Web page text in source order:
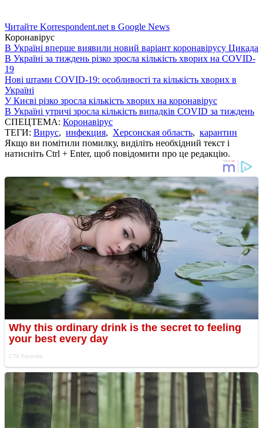
Читайте Korrespondent.net в Google News
Коронавірус
В Україні вперше виявили новий варіант коронавірусу Цикада
В Україні за тиждень різко зросла кількість хворих на COVID-
19
Нові штами COVID-19: особливості та кількість хворих в
Україні
У Києві різко зросла кількість хворих на коронавірус
В Україні утричі зросла кількість випадків COVID за тиждень
СПЕЦТЕМА: Коронавірус
ТЕГИ: Вирус, инфекция, Херсонская область, карантин
Якщо ви помітили помилку, виділіть необхідний текст і
натисніть Ctrl + Enter, щоб повідомити про це редакцію.